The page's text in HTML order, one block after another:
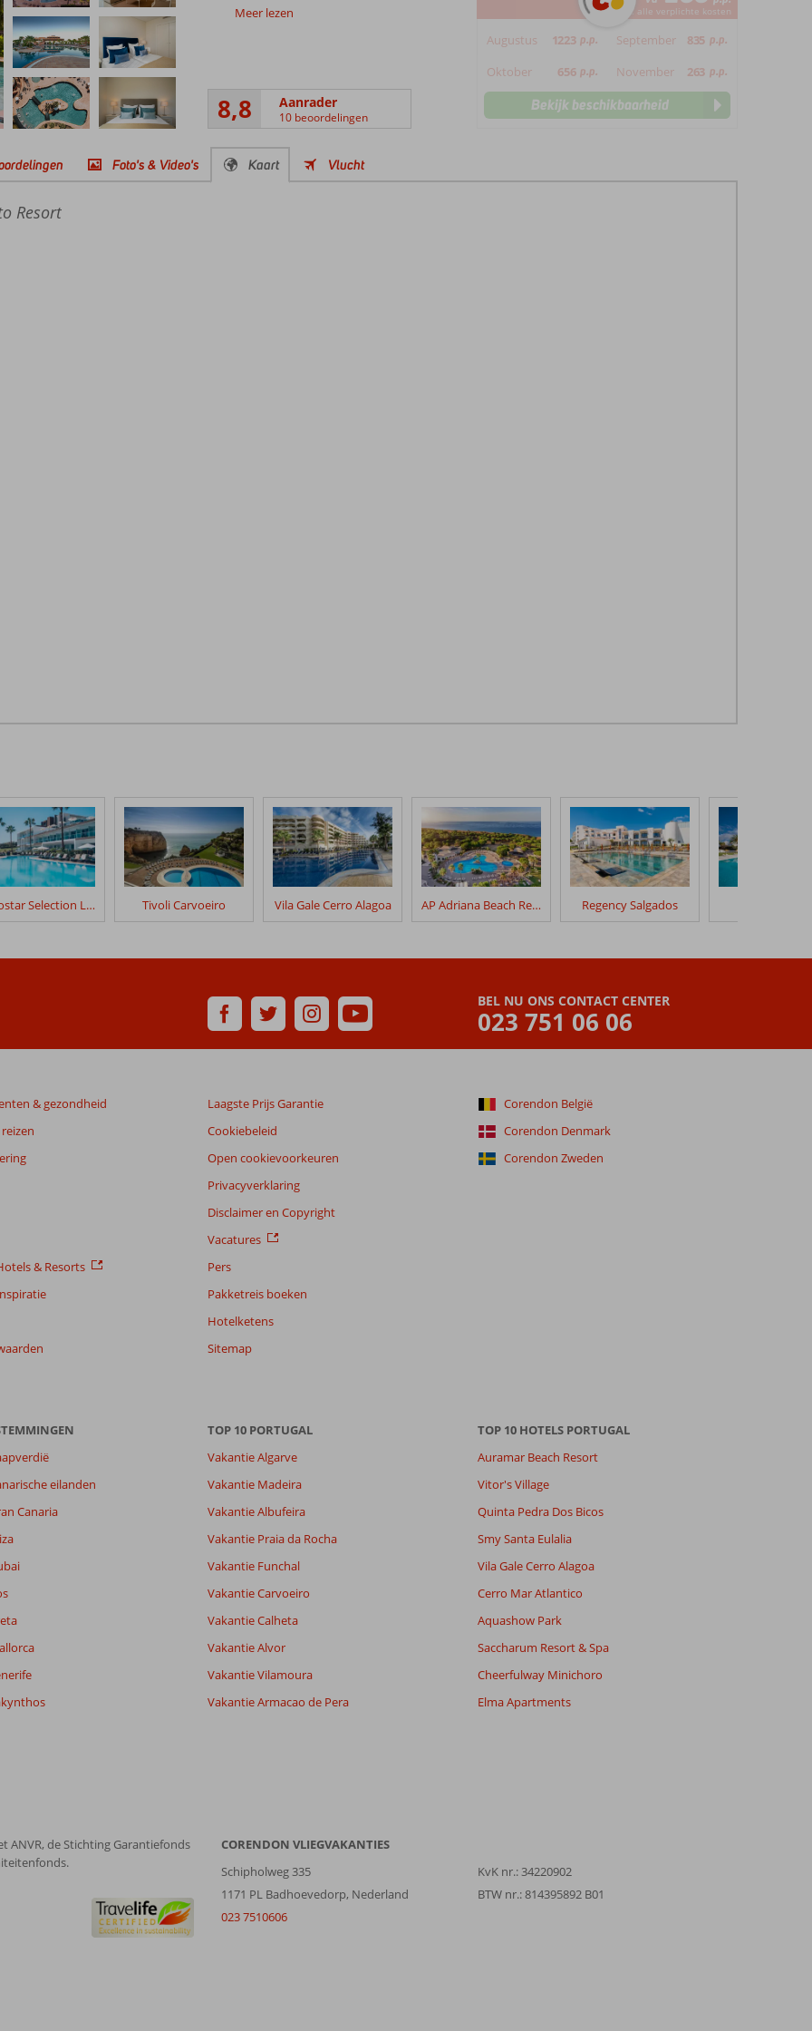
Meer lezen
8,8 Aanrader
10 beoordelingen
*incl. alle verplichte kosten
Augustus 1223 p.p. September 835 p.p.
Oktober 656 p.p. November 263 p.p.
Bekijk beschikbaarheid
Foto's & Video's Kaart Vlucht
Resort
8,6
Filter reisgezelschap
Sorteren op
Iberostar Selection Lagos Algarve Tivoli Carvoeiro Vila Gale Cerro Alagoa AP Adriana Beach Resort Regency Salgados
BEL NU ONS CONTACT CENTER
023 751 06 06
& gezondheid
& Resorts
Laagste Prijs Garantie
Cookiebeleid
Open cookievoorkeuren
Privacyverklaring
Disclaimer en Copyright
Vacatures
Pers
Pakketreis boeken
Hotelketens
Sitemap
Corendon België
Corendon Denmark
Corendon Zweden
eilanden
Canaria
TOP 10 PORTUGAL
Vakantie Algarve
Vakantie Madeira
Vakantie Albufeira
Vakantie Praia da Rocha
Vakantie Funchal
Vakantie Carvoeiro
Vakantie Calheta
Vakantie Alvor
Vakantie Vilamoura
Vakantie Armacao de Pera
TOP 10 HOTELS PORTUGAL
Auramar Beach Resort
Vitor's Village
Quinta Pedra Dos Bicos
Smy Santa Eulalia
Vila Gale Cerro Alagoa
Cerro Mar Atlantico
Aquashow Park
Saccharum Resort & Spa
Cheerfulway Minichoro
Elma Apartments
ANVR, de Stichting Garantiefonds
CORENDON VLIEGVAKANTIES
Schipholweg 335
1171 PL Badhoevedorp, Nederland
023 7510606
KvK nr.: 34220902
BTW nr.: 814395892 B01